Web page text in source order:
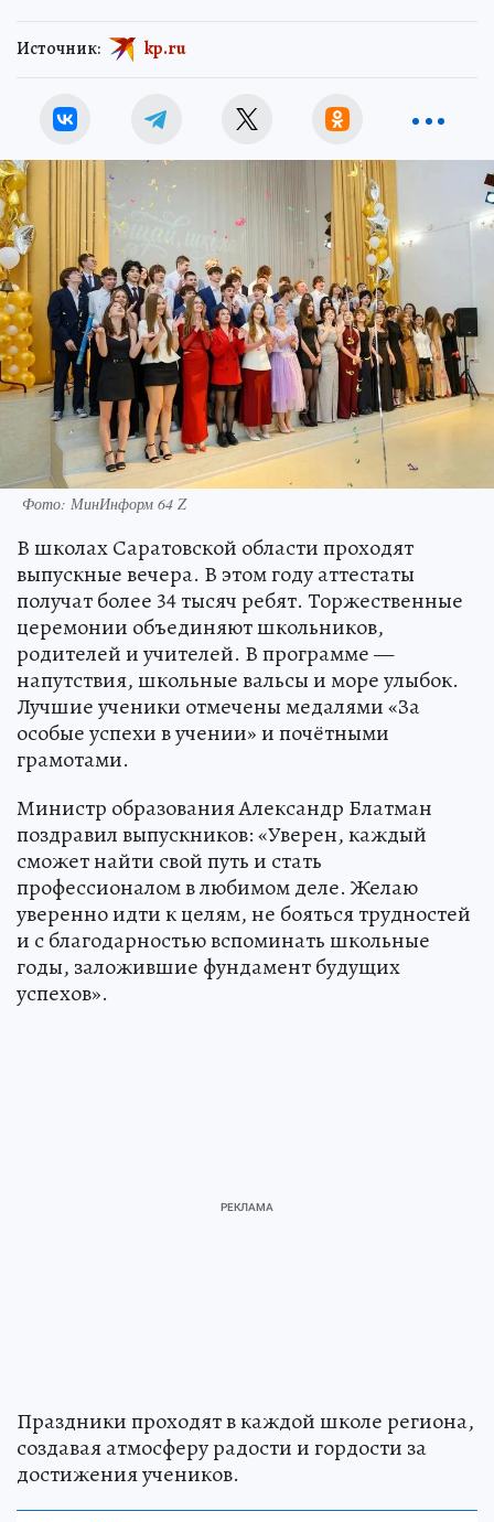
Источник: kp.ru
Фото: МинИнформ 64 Z
В школах Саратовской области проходят
выпускные вечера. В этом году аттестаты
получат более 34 тысяч ребят. Торжественные
церемонии объединяют школьников,
родителей и учителей. В программе —
напутствия, школьные вальсы и море улыбок.
Лучшие ученики отмечены медалями «За
особые успехи в учении» и почётными
грамотами.
Министр образования Александр Блатман
поздравил выпускников: «Уверен, каждый
сможет найти свой путь и стать
профессионалом в любимом деле. Желаю
уверенно идти к целям, не бояться трудностей
и с благодарностью вспоминать школьные
годы, заложившие фундамент будущих
успехов».
Праздники проходят в каждой школе региона,
создавая атмосферу радости и гордости за
достижения учеников.